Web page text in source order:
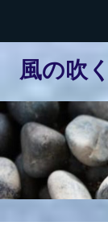
風の吹